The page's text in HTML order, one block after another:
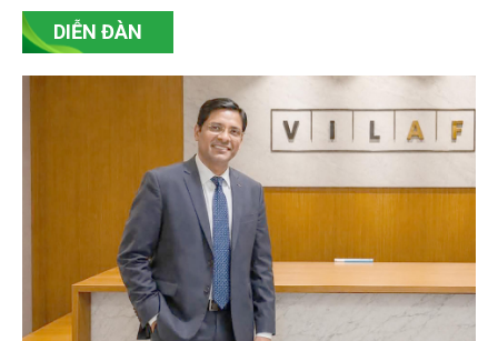
Ba Vì GREEN - mô hình liên kết sản xuất, dịch vụ và
du lịch dựa trên thế mạnh thiên nhiên, văn hóa của
địa phương.
DIỄN ĐÀN